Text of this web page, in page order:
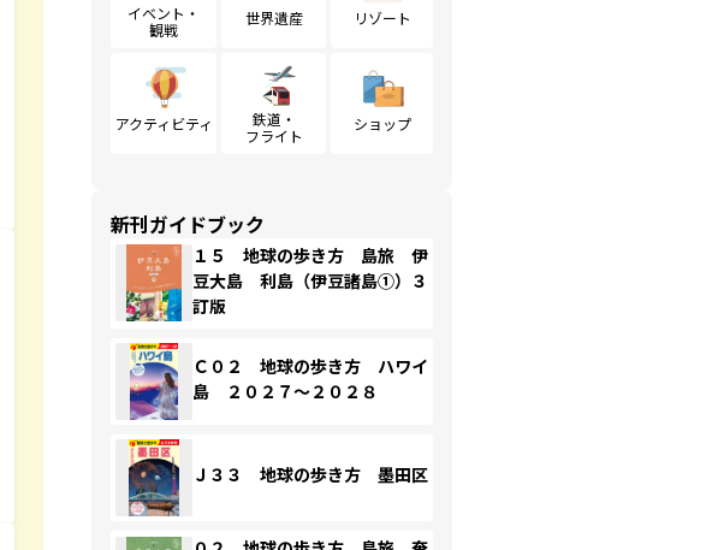
イベント・
観戦
世界遺産 リゾート
アクティビティ
鉄道・
フライト
ショップ
新刊ガイドブック
１５ 地球の歩き方 島旅 伊
豆大島 利島（伊豆諸島①）３
訂版
Ｃ０２ 地球の歩き方 ハワイ
島 ２０２７～２０２８
Ｊ３３ 地球の歩き方 墨田区